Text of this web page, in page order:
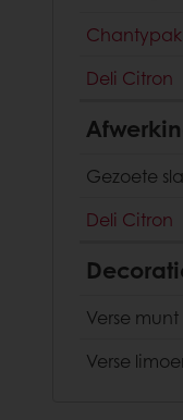
Chantypak
Deli Citron
Gezoete
Deli Citron
Verse
Verse